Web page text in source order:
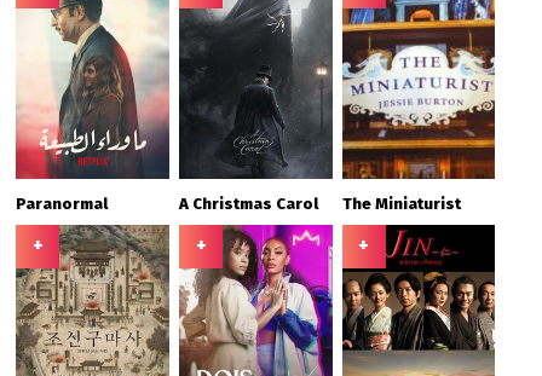
Paranormal A Christmas Carol The Miniaturist
+ + +